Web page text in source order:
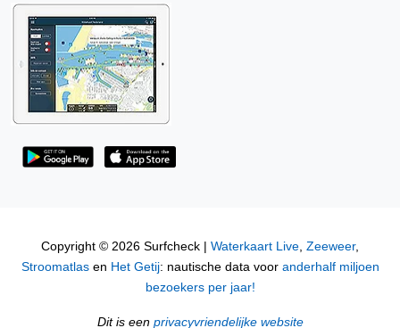
Copyright © 2026 Surfcheck | Waterkaart Live, Zeeweer,
Stroomatlasen Het Getij: nautische data voor anderhalf miljoen
bezoekers per jaar!
Dit is een privacyvriendelijke website